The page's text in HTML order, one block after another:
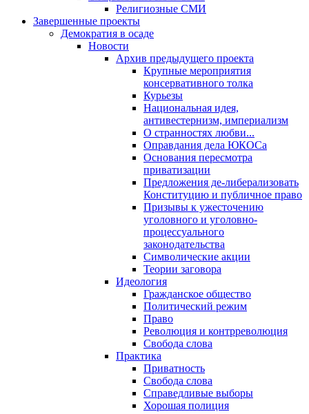
Религиозные СМИ
Завершенные проекты
Демократия в осаде
Новости
Архив предыдущего проекта
Крупные мероприятия
консервативного толка
Курьезы
Национальная идея,
антивестернизм, империализм
О странностях любви...
Оправдания дела ЮКОСа
Основания пересмотра
приватизации
Предложения де-либерализовать
Конституцию и публичное право
Призывы к ужесточению
уголовного и уголовно-
процессуального
законодательства
Символические акции
Теории заговора
Идеология
Гражданское общество
Политический режим
Право
Революция и контрреволюция
Свобода слова
Практика
Приватность
Свобода слова
Справедливые выборы
Хорошая полиция